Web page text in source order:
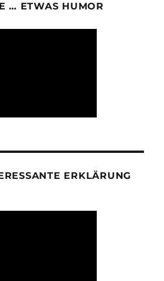
… ETWAS HUMOR
ERKLÄRUNG